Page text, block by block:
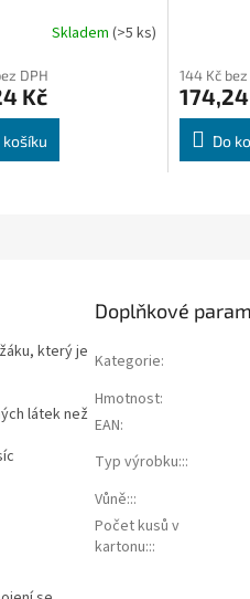
Skladem(>5 ks)
DPH
Kč
košíku
144 Kč bez
Do
který je
látek než
Doplňkové
Kategorie:
Hmotnost:
EAN:
Typ výrobku:::
Vůně:::
Počet kusů v
kartonu:::